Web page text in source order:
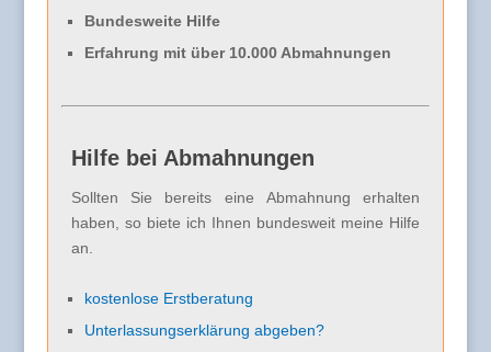
Bundesweite Hilfe
Erfahrung mit über 10.000 Abmahnungen
Hilfe bei Abmahnungen
Sollten Sie bereits eine Abmahnung erhalten
haben, so biete ich Ihnen bundesweit meine Hilfe
an.
kostenlose Erstberatung
Unterlassungserklärung abgeben?